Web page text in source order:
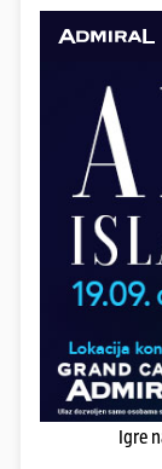
Igre